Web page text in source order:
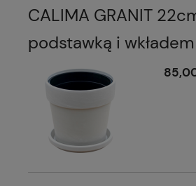
CALIMA GRANIT
podstawką i wkładem